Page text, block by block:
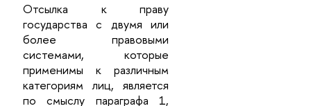
Отсылка к праву
государства с двумя или
более правовыми
системами, которые
применимы к различным
категориям лиц, является
по смыслу параграфа 1,